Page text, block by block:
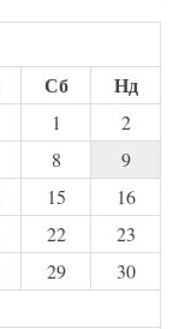
Сб Нд
1
2
8
9
15
16
22
23
29
30